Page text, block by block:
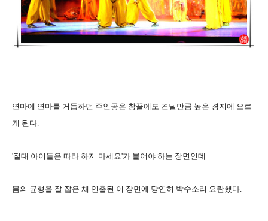
연마에 연마를 거듭하던 주인공은 창끝에도 견딜만큼 높은 경지에 오르
게 된다.
'절대 아이들은 따라 하지 마세요'가 붙어야 하는 장면인데
몸의 균형을 잘 잡은 채 연출된 이 장면에 당연히 박수소리 요란했다.